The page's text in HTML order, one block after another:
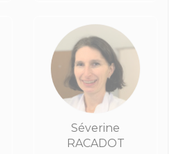
Séverine
RACADOT